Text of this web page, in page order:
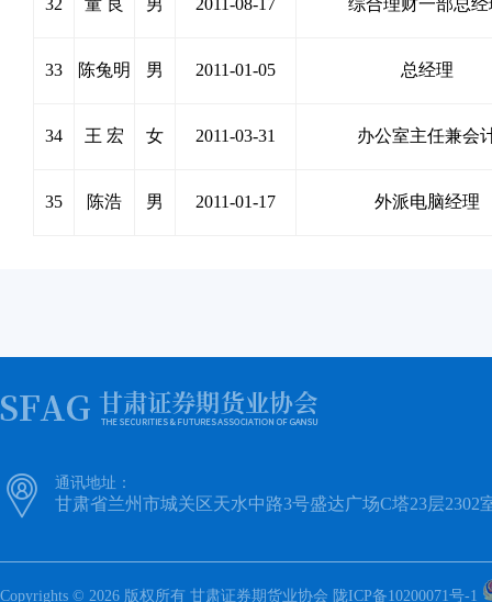
33 陈兔明 男 2011-01-05 总经理
34 王 宏 女 2011-03-31 办公室主任兼会
35 陈浩 男 2011-01-17 外派电脑经理
 通讯地址：
甘肃省兰州市城关区天水中路3号盛达广场C塔23层2302
Copyrights © 2026 版权所有 甘肃证券期货业协会 陇ICP备10200071号-1